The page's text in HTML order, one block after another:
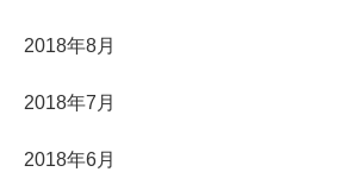
2018年8月
2018年7月
2018年6月